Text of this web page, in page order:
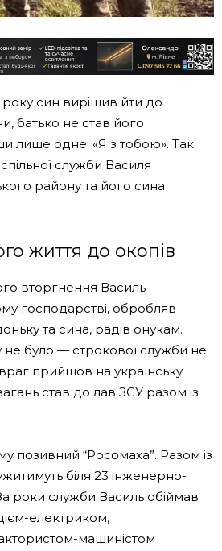
син вирішив йти до
батько не став його
лише одне: «Я з тобою». Так
служби Василя
району та його сина
життя до окопів
вторгнення Василь
господарстві, обробляв
та сина, радів онукам.
не було — строкової служби не
прийшов на українську
став до лав ЗСУ разом із
позивний “Росомаха”. Разом із
біля 23 інженерно-
роки служби Василь обіймав
електриком,
машиністом